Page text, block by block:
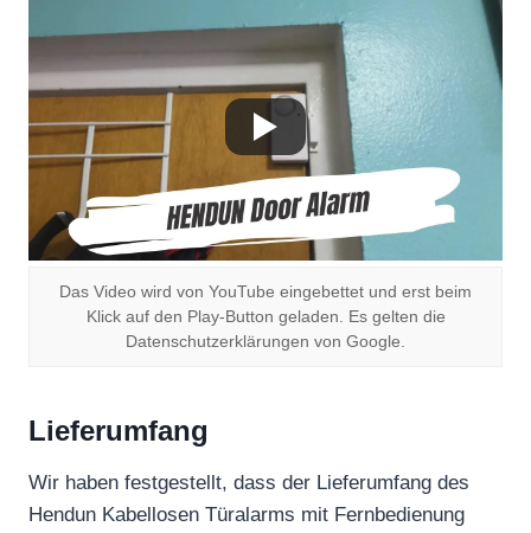
Das Video wird von YouTube eingebettet und erst beim
Klick auf den Play-Button geladen. Es gelten die
Datenschutzerklärungen von Google.
Lieferumfang
Wir haben festgestellt, dass der Lieferumfang des
Hendun Kabellosen Türalarms mit Fernbedienung